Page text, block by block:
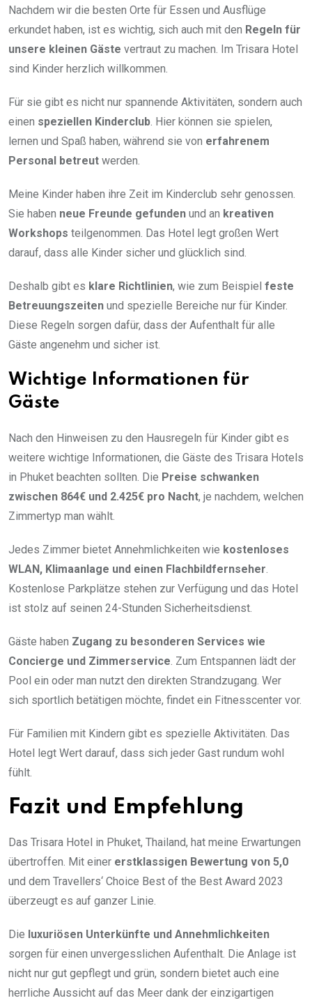
Nachdem wir die besten Orte für Essen und Ausflüge
erkundet haben, ist es wichtig, sich auch mit den Regeln für
unsere kleinen Gäste vertraut zu machen. Im Trisara Hotel
sind Kinder herzlich willkommen.
Für sie gibt es nicht nur spannende Aktivitäten, sondern auch
einen speziellen Kinderclub. Hier können sie spielen,
lernen und Spaß haben, während sie von erfahrenem
Personal betreut werden.
Meine Kinder haben ihre Zeit im Kinderclub sehr genossen.
Sie haben neue Freunde gefunden und an kreativen
Workshops teilgenommen. Das Hotel legt großen Wert
darauf, dass alle Kinder sicher und glücklich sind.
Deshalb gibt es klare Richtlinien, wie zum Beispiel feste
Betreuungszeiten und spezielle Bereiche nur für Kinder.
Diese Regeln sorgen dafür, dass der Aufenthalt für alle
Gäste angenehm und sicher ist.
Wichtige Informationen für
Gäste
Nach den Hinweisen zu den Hausregeln für Kinder gibt es
weitere wichtige Informationen, die Gäste des Trisara Hotels
in Phuket beachten sollten. Die Preise schwanken
zwischen 864€ und 2.425€ pro Nacht, je nachdem, welchen
Zimmertyp man wählt.
Jedes Zimmer bietet Annehmlichkeiten wie kostenloses
WLAN, Klimaanlage und einen Flachbildfernseher.
Kostenlose Parkplätze stehen zur Verfügung und das Hotel
ist stolz auf seinen 24-Stunden Sicherheitsdienst.
Gäste haben Zugang zu besonderen Services wie
Concierge und Zimmerservice. Zum Entspannen lädt der
Pool ein oder man nutzt den direkten Strandzugang. Wer
sich sportlich betätigen möchte, findet ein Fitnesscenter vor.
Für Familien mit Kindern gibt es spezielle Aktivitäten. Das
Hotel legt Wert darauf, dass sich jeder Gast rundum wohl
fühlt.
Fazit und Empfehlung
Das Trisara Hotel in Phuket, Thailand, hat meine Erwartungen
übertroffen. Mit einer erstklassigen Bewertung von 5,0
und dem Travellers‘ Choice Best of the Best Award 2023
überzeugt es auf ganzer Linie.
Die luxuriösen Unterkünfte und Annehmlichkeiten
sorgen für einen unvergesslichen Aufenthalt. Die Anlage ist
nicht nur gut gepflegt und grün, sondern bietet auch eine
herrliche Aussicht auf das Meer dank der einzigartigen